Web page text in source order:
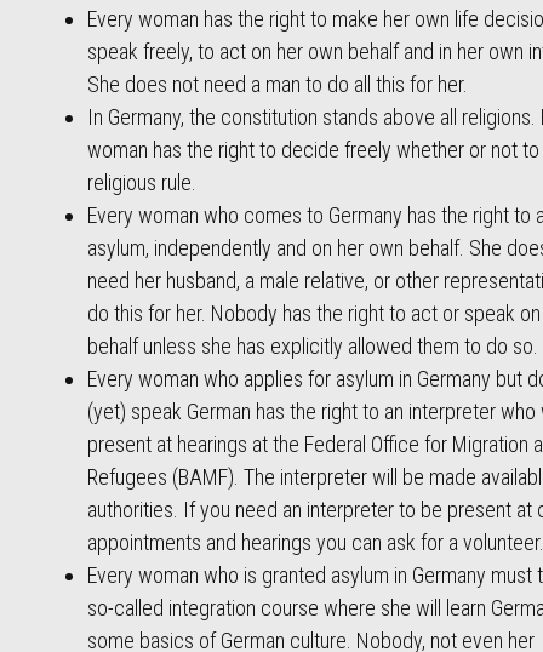
Every woman has the right to make her own life
speak freely, to act on her own behalf and in her own
She does not need a man to do all this for her.
In Germany, the constitution stands above all religions.
woman has the right to decide freely whether or not
religious rule.
Every woman who comes to Germany has the right to
asylum, independently and on her own behalf. She
need her husband, a male relative, or other
do this for her. Nobody has the right to act or speak
behalf unless she has explicitly allowed them to do so.
Every woman who applies for asylum in Germany but
(yet) speak German has the right to an interpreter who
present at hearings at the Federal Office for Migration
Refugees (BAMF). The interpreter will be made
authorities. If you need an interpreter to be present at
appointments and hearings you can ask for a volunteer.
Every woman who is granted asylum in Germany must
so-called integration course where she will learn
some basics of German culture. Nobody, not even her